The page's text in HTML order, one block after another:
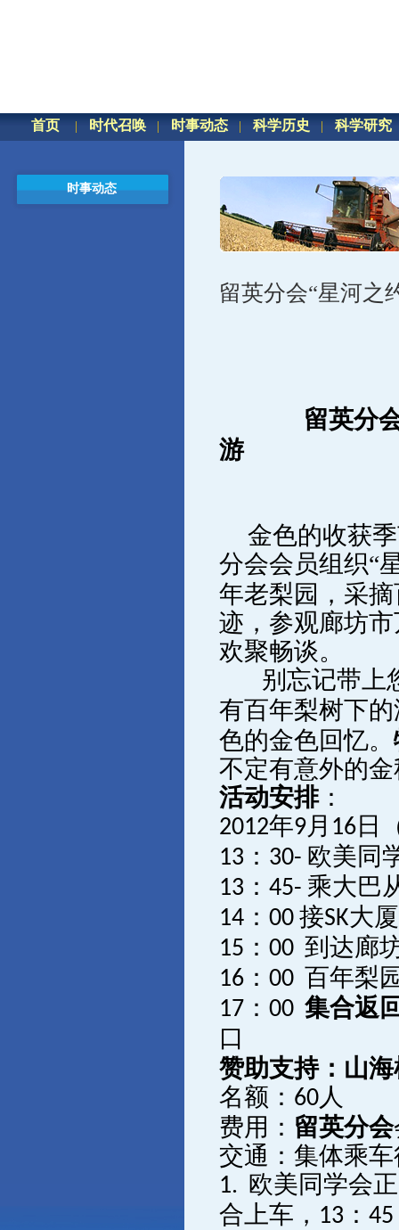
首页 时代召唤 时事动态 科学历史 科学研究
时事动态
留英分会“星河之
留英分
游
金色的收获
分会会员组织“
年老梨园，采
迹，参观廊坊
欢聚畅谈。
别忘记带上
有百年梨树下
色的金色回忆。
不定有意外的
活动安排：
2012年9月 16 日
13 ： 30- 欧美同
13 ：45-乘大巴
14 ：00接SK大
15 ：00到达廊
16 ：00 百年梨
17 ：00集合返
口
赞助支持：山
名额： 60人
费用： 留英分会
交通：集体乘
1. 欧美同学会
合上车， 13 ：45